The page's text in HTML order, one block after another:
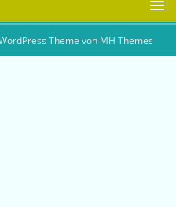
Theme von MH Themes